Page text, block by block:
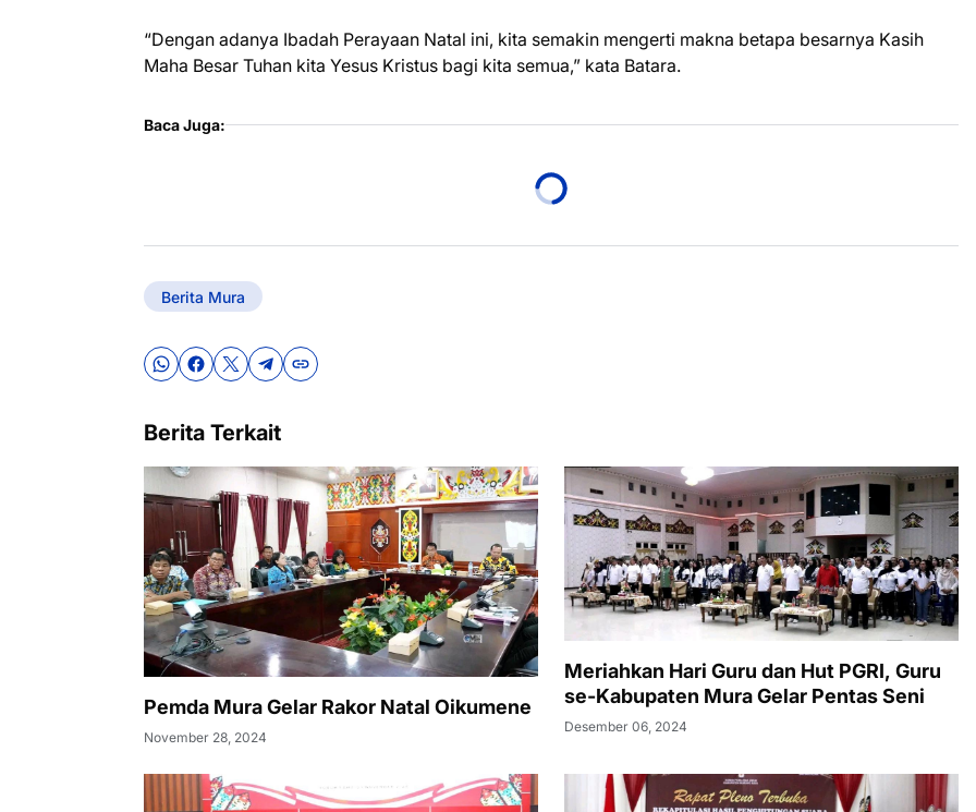
“Dengan adanya Ibadah Perayaan Natal ini, kita semakin mengerti makna betapa besarnya Kasih
Maha Besar Tuhan kita Yesus Kristus bagi kita semua,” kata Batara.
Baca Juga:
Berita Mura
Berita Terkait
Pemda Mura Gelar Rakor Natal Oikumene
November 28, 2024
Meriahkan Hari Guru dan Hut PGRI, Guru
se-Kabupaten Mura Gelar Pentas Seni
Desember 06, 2024